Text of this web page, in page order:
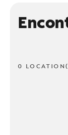
0